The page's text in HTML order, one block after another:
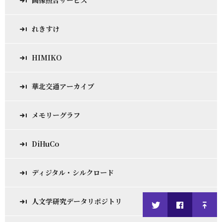
れきすけ
HIMIKO
華北交通アーカイブ
メモリーグラフ
DiHuCo
ディジタル・シルクロード
人文学研究データリポジトリ